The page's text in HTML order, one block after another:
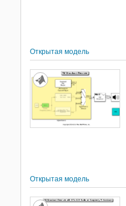
Открытая модель
Открытая модель